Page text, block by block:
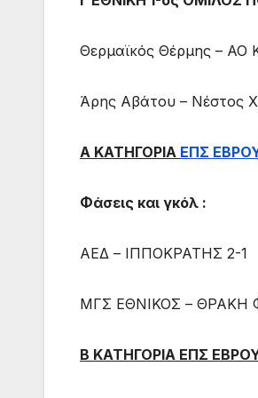
Θερμαϊκός Θέρμης – ΑΟ
Άρης Αβάτου – Νέστος
Α ΚΑΤΗΓΟΡΙΑ ΕΠΣ
Φάσεις και γκόλ :
ΑΕΔ – ΙΠΠΟΚΡΑΤΗΣ 2-1
ΜΓΣ ΕΘΝΙΚΟΣ – ΘΡΑΚΗ
Β ΚΑΤΗΓΟΡΙΑ ΕΠΣ